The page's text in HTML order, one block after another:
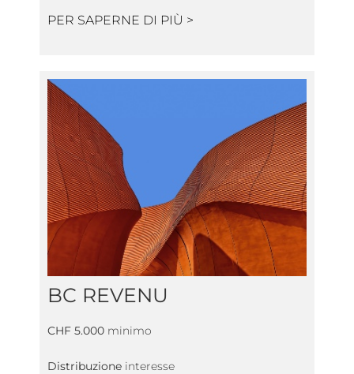
PER SAPERNE DI PIÙ >
BC REVENU
CHF 5.000 minimo
Distribuzione interesse